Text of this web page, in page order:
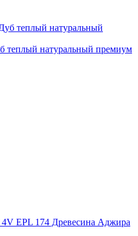
теплый натуральный премиум